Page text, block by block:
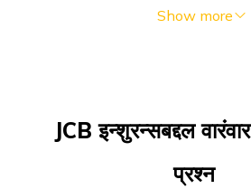
Show more
JCB इन्शुरन्सबद्दल
प्रश्न